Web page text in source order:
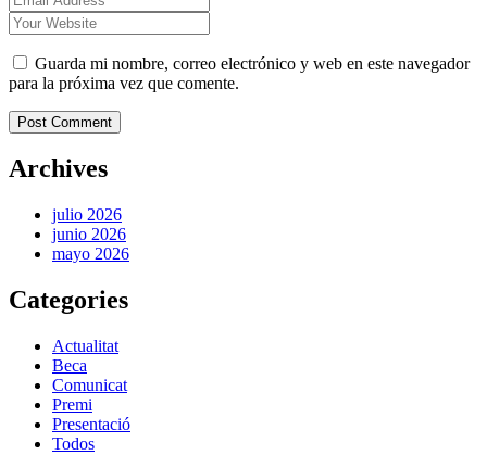
Guarda mi nombre, correo electrónico y web en este navegador
para la próxima vez que comente.
Post Comment
Archives
julio 2026
junio 2026
mayo 2026
Categories
Actualitat
Beca
Comunicat
Premi
Presentació
Todos